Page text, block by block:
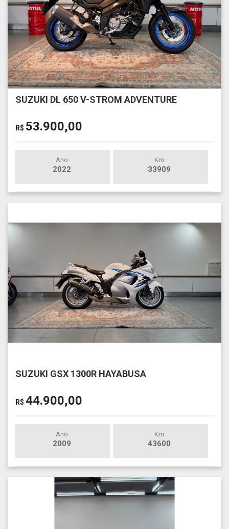
SUZUKI DL 650 V-STROM ADVENTURE
R$ 53.900,00
Ano
2022
Km
33909
SUZUKI GSX 1300R HAYABUSA
R$ 44.900,00
Ano
2009
Km
43600